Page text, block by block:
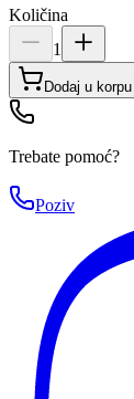
Količina
1
Dodaj u korpu
Trebate pomoć?
Poziv